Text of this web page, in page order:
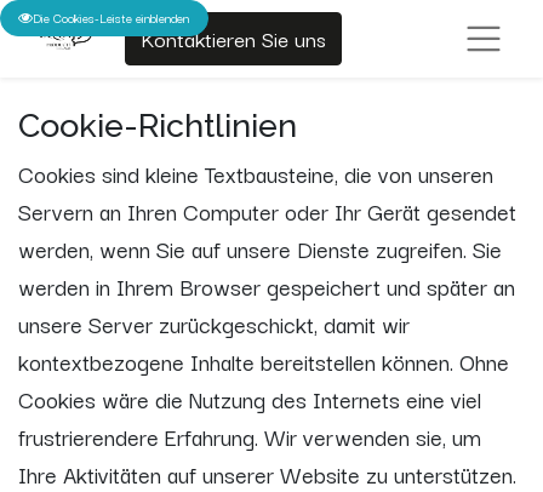
Kontaktieren Sie uns
Cookie-Richtlinien
Cookies sind kleine Textbausteine, die von unseren
Servern an Ihren Computer oder Ihr Gerät gesendet
werden, wenn Sie auf unsere Dienste zugreifen. Sie
werden in Ihrem Browser gespeichert und später an
unsere Server zurückgeschickt, damit wir
kontextbezogene Inhalte bereitstellen können. Ohne
Cookies wäre die Nutzung des Internets eine viel
frustrierendere Erfahrung. Wir verwenden sie, um
Ihre Aktivitäten auf unserer Website zu unterstützen.
Die Cookies-Leiste einblenden